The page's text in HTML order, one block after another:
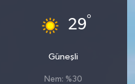
29°
Güneşli
Nem: %30